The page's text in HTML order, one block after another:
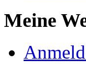
Meine